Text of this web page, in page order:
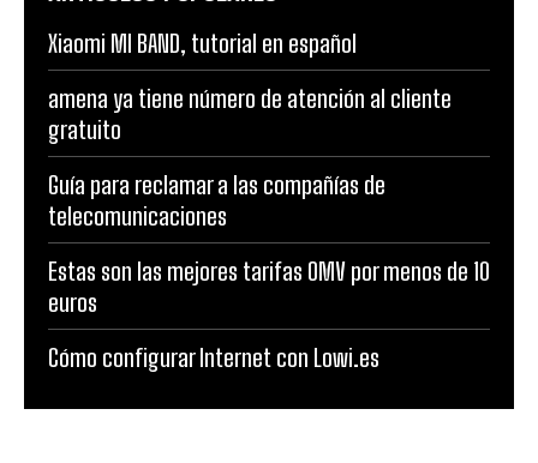
Xiaomi MI BAND, tutorial en español
amena ya tiene número de atención al cliente
gratuito
Guía para reclamar a las compañías de
telecomunicaciones
Estas son las mejores tarifas OMV por menos de 10
euros
Cómo configurar Internet con Lowi.es